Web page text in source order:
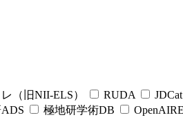
（旧NII-ELS） RUDA JDCat
極地研学術DB OpenAIRE